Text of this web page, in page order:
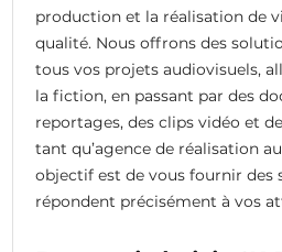
production et la réalisation de
qualité. Nous offrons des
tous vos projets audiovisuels,
la fiction, en passant par des
reportages, des clips vidéo et
tant qu’agence de réalisation
objectif est de vous fournir des
répondent précisément à vos